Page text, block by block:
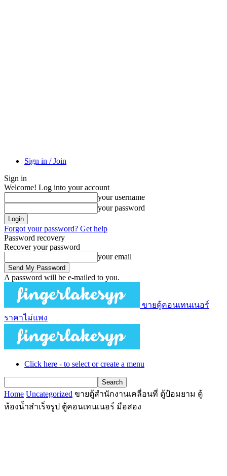
Sign in / Join
Sign in
Welcome! Log into your account
your username
your password
Forgot your password? Get help
Password recovery
Recover your password
your email
A password will be e-mailed to you.
ขายตู้คอนเทนเนอร์
ราคาไม่แพง
Click here - to select or create a menu
Home Uncategorized ขายตู้สำนักงานเคลื่อนที่ ตู้ป้อมยาม ตู้
ห้องน้ำสำเร็จรูป ตู้คอนเทนเนอร์ มือสอง